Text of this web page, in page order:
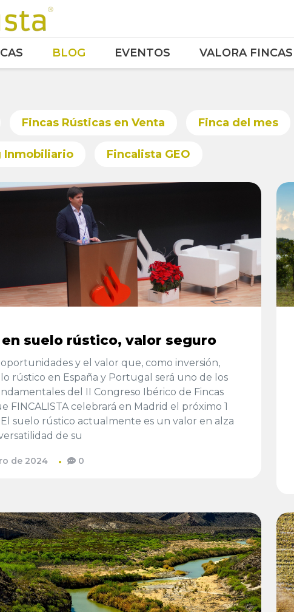
BLOG EVENTOS VALORA FINCAS
Fincas Rústicas en Venta Finca del mes
Inmobiliario Fincalista GEO
suelo rústico, valor seguro
y el valor que, como inversión,
rústico en España y Portugal será uno de los
del II Congreso Ibérico de Fincas
FINCALISTA celebrará en Madrid el próximo 1
suelo rústico actualmente es un valor en alza
de su
de 2024 0